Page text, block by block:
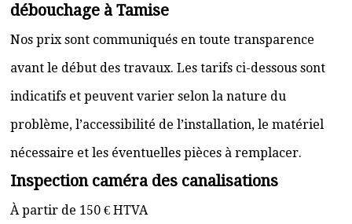
débouchage à Tamise
Nos prix sont communiqués en toute transparence
avant le début des travaux. Les tarifs ci-dessous sont
indicatifs et peuvent varier selon la nature du
problème, l’accessibilité de l’installation, le matériel
nécessaire et les éventuelles pièces à remplacer.
Inspection caméra des canalisations
À partir de 150 € HTVA